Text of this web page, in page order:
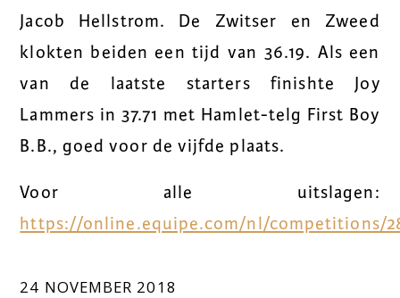
Jacob Hellstrom. De Zwitser en Zweed
klokten beiden een tijd van 36.19. Als een
van de laatste starters finishte Joy
Lammers in 37.71 met Hamlet-telg First Boy
B.B., goed voor de vijfde plaats.
Voor alle uitslagen:
https://online.equipe.com/nl/competitions/
24 NOVEMBER 2018